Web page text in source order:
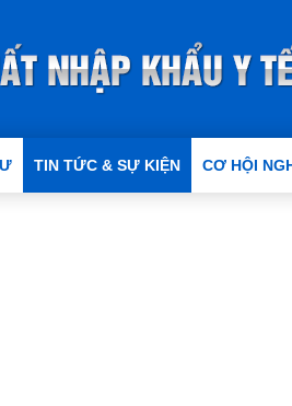
TIN TỨC & SỰ KIỆN CƠ HỘI